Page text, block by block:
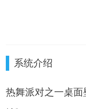
系统介绍
热舞派对之一桌